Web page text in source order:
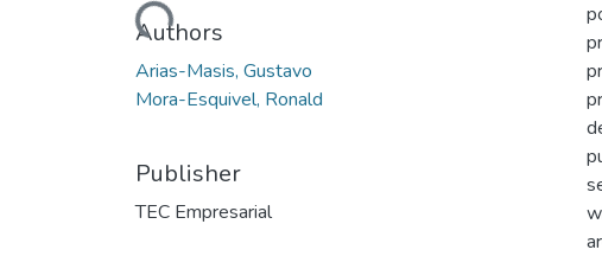
Loading...
Authors
Arias-Masis, Gustavo
Mora-Esquivel, Ronald
Publisher
TEC Empresarial